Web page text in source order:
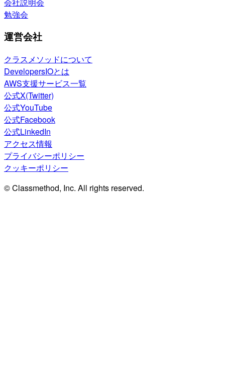
勉強会
運営会社
クラスメソッドについて
DevelopersIOとは
AWS支援サービス一覧
公式X(Twitter)
公式YouTube
公式Facebook
公式LinkedIn
アクセス情報
プライバシーポリシー
クッキーポリシー
© Classmethod, Inc. All rights reserved.